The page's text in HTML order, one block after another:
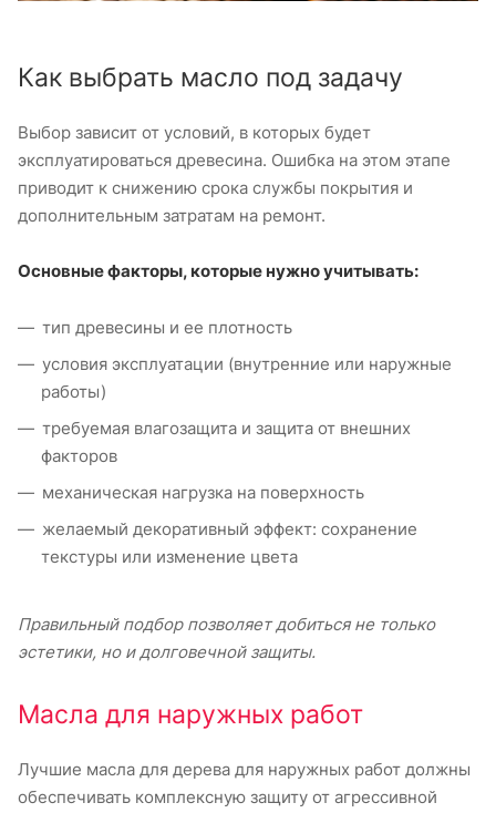
Как выбрать масло под задачу
Выбор зависит от условий, в которых будет
эксплуатироваться древесина. Ошибка на этом этапе
приводит к снижению срока службы покрытия и
дополнительным затратам на ремонт.
Основные факторы, которые нужно учитывать:
тип древесины и ее плотность
условия эксплуатации (внутренние или наружные
работы)
требуемая влагозащита и защита от внешних
факторов
механическая нагрузка на поверхность
желаемый декоративный эффект: сохранение
текстуры или изменение цвета
Правильный подбор позволяет добиться не только
эстетики, но и долговечной защиты.
Масла для наружных работ
Лучшие масла для дерева для наружных работ должны
обеспечивать комплексную защиту от агрессивной